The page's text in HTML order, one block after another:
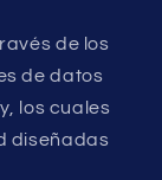
de los
de datos
los cuales
diseñadas